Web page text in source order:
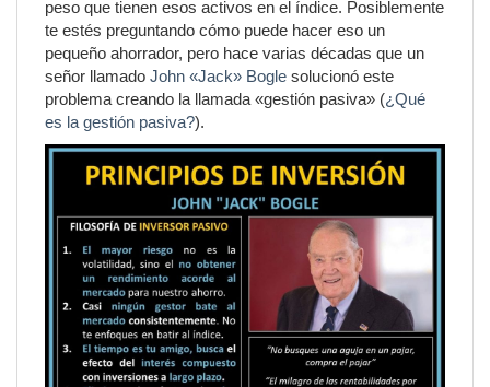
peso que tienen esos activos en el índice. Posiblemente
te estés preguntando cómo puede hacer eso un
pequeño ahorrador, pero hace varias décadas que un
señor llamado John «Jack» Bogle solucionó este
problema creando la llamada «gestión pasiva» (¿Qué
es la gestión pasiva?).